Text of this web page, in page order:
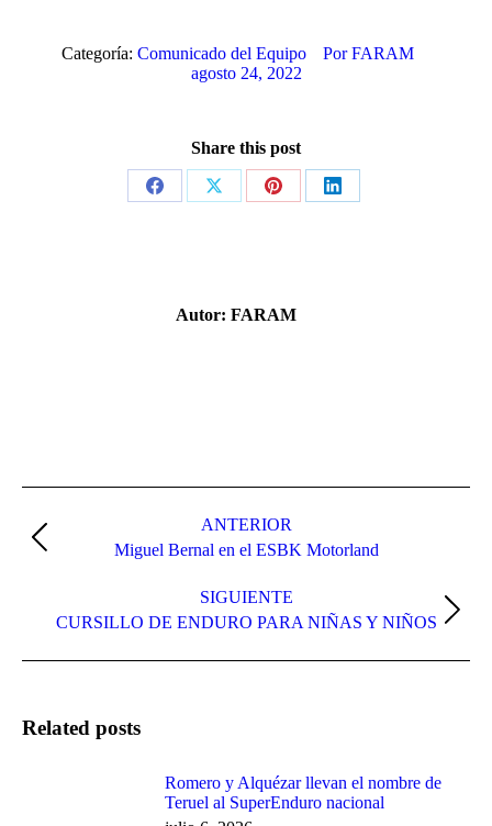
Categoría: Comunicado del Equipo PorFARAM
agosto 24, 2022
Share this post
Share
Share
Share
Share
Autor: FARAM
entre
publicaciones
ANTERIOR
Publicación
Miguel Bernal en el ESBK Motorland
SIGUIENTE
Publicación
CURSILLO DE ENDURO PARA NIÑAS Y NIÑOS
Related posts
Romero y Alquézar llevan el nombre de
Teruel al SuperEnduro nacional